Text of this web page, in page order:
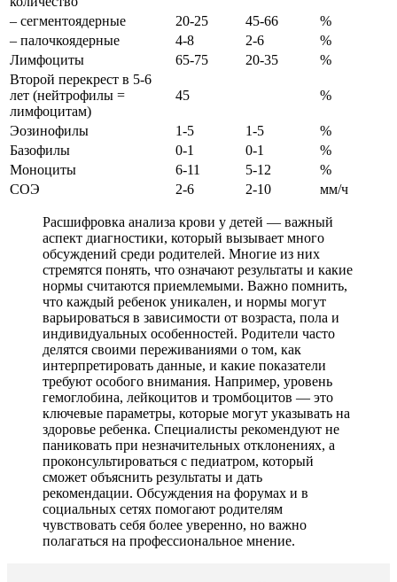
– сегментоядерные
20-25 45-66
%
– палочкоядерные
4-8 2-6
%
Лимфоциты
65-75 20-35
%
Второй перекрест в 5-6
лет (нейтрофилы =
лимфоцитам)
45 %
Эозинофилы 1-5 1-5
%
Базофилы
0-1 0-1
%
Моноциты
6-11 5-12
%
СОЭ
2-6 2-10 мм/ч
Расшифровка анализа крови у детей — важный
аспект диагностики, который вызывает много
обсуждений среди родителей. Многие из них
стремятся понять, что означают результаты и какие
нормы считаются приемлемыми. Важно помнить,
что каждый ребенок уникален, и нормы могут
варьироваться в зависимости от возраста, пола и
индивидуальных особенностей. Родители часто
делятся своими переживаниями о том, как
интерпретировать данные, и какие показатели
требуют особого внимания. Например, уровень
гемоглобина, лейкоцитов и тромбоцитов — это
ключевые параметры, которые могут указывать на
здоровье ребенка. Специалисты рекомендуют не
паниковать при незначительных отклонениях, а
проконсультироваться с педиатром, который
сможет объяснить результаты и дать
рекомендации. Обсуждения на форумах и в
социальных сетях помогают родителям
чувствовать себя более уверенно, но важно
полагаться на профессиональное мнение.